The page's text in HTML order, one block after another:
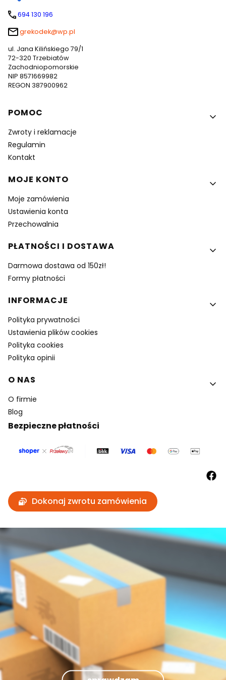
694 130 196
grekodek@wp.pl
ul. Jana Kilińskiego 79/1
72-320 Trzebiatów
Zachodniopomorskie
NIP 8571669982
REGON 387900962
Linki w stopce
POMOC
Zwroty i reklamacje
Regulamin
Kontakt
MOJE KONTO
Moje zamówienia
Ustawienia konta
Przechowalnia
PŁATNOŚCI I DOSTAWA
Darmowa dostawa od 150zł!
Formy płatności
INFORMACJE
Polityka prywatności
Ustawienia plików cookies
Polityka cookies
Polityka opinii
O NAS
O firmie
Blog
Bezpieczne płatności
Dokonaj zwrotu zamówienia